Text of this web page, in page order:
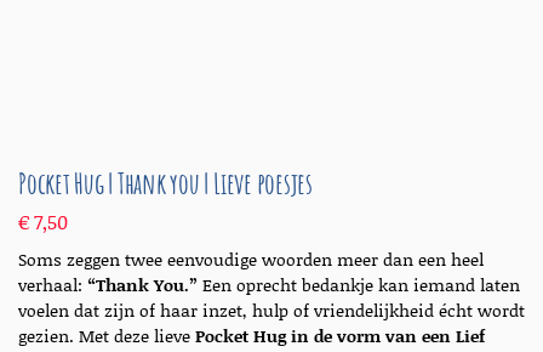
Pocket Hug | Thank you | Lieve poesjes
€7,50
Soms zeggen twee eenvoudige woorden meer dan een heel
verhaal: “Thank You.” Een oprecht bedankje kan iemand laten
voelen dat zijn of haar inzet, hulp of vriendelijkheid écht wordt
gezien. Met deze lievePocket Hug in de vorm van een Lief